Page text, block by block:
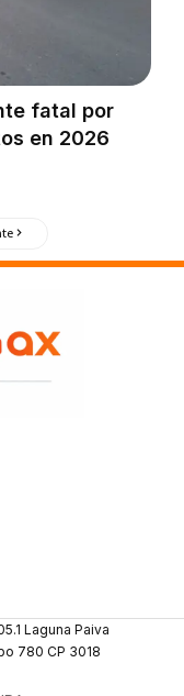
fatal por
en 2026
Laguna Paiva
780 CP 3018